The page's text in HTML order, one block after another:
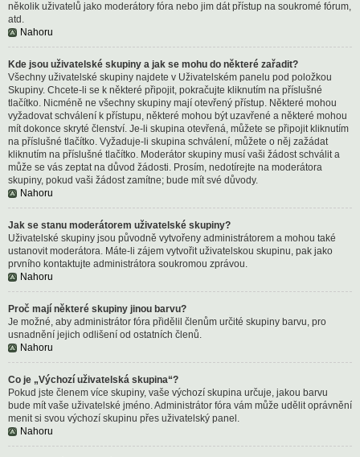
několik uživatelů jako moderátory fóra nebo jim dát přístup na soukromé fórum,
atd.
Nahoru
Kde jsou uživatelské skupiny a jak se mohu do některé zařadit?
Všechny uživatelské skupiny najdete v Uživatelském panelu pod položkou
Skupiny. Chcete-li se k některé připojit, pokračujte kliknutím na příslušné
tlačítko. Nicméně ne všechny skupiny mají otevřený přístup. Některé mohou
vyžadovat schválení k přístupu, některé mohou být uzavřené a některé mohou
mít dokonce skryté členství. Je-li skupina otevřená, můžete se připojit kliknutím
na příslušné tlačítko. Vyžaduje-li skupina schválení, můžete o něj zažádat
kliknutím na příslušné tlačítko. Moderátor skupiny musí vaši žádost schválit a
může se vás zeptat na důvod žádosti. Prosím, nedotírejte na moderátora
skupiny, pokud vaši žádost zamítne; bude mít své důvody.
Nahoru
Jak se stanu moderátorem uživatelské skupiny?
Uživatelské skupiny jsou původně vytvořeny administrátorem a mohou také
ustanovit moderátora. Máte-li zájem vytvořit uživatelskou skupinu, pak jako
prvního kontaktujte administrátora soukromou zprávou.
Nahoru
Proč mají některé skupiny jinou barvu?
Je možné, aby administrátor fóra přidělil členům určité skupiny barvu, pro
usnadnění jejich odlišení od ostatních členů.
Nahoru
Co je „Výchozí uživatelská skupina“?
Pokud jste členem více skupiny, vaše výchozí skupina určuje, jakou barvu
bude mít vaše uživatelské jméno. Administrátor fóra vám může udělit oprávnění
menit si svou výchozí skupinu přes uživatelský panel.
Nahoru